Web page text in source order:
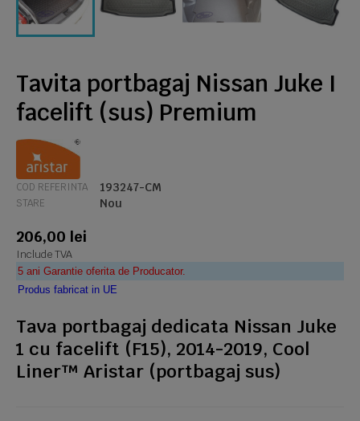
Tavita portbagaj Nissan Juke I
facelift (sus) Premium
COD REFERINTA 193247-CM
STARE Nou
206,00 lei
Include TVA
5 ani Garantie oferita de Producator.
Produs fabricat in UE
Tava portbagaj dedicata Nissan Juke
1 cu facelift (F15), 2014-2019, Cool
Liner™ Aristar (portbagaj sus)